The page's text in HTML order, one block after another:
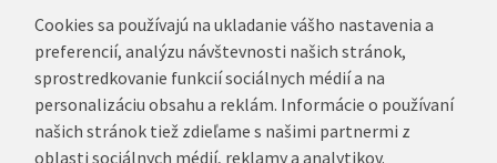
Telefón:+421 222 205 863
E-mail:info@k-sosovky.sk
Reklamačná adresa
Andrea Votavová
Revoluční 1017
Cookies sa používajú na ukladanie vášho nastavenia a
preferencií, analýzu návštevnosti našich stránok,
sprostredkovanie funkcií sociálnych médií a na
personalizáciu obsahu a reklám. Informácie o používaní
našich stránok tiež zdieľame s našimi partnermi z
oblasti sociálnych médií, reklamy a analytikov.